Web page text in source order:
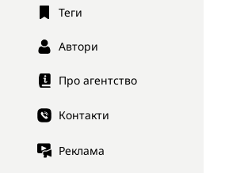
Теги
Автори
Про агентство
Контакти
Реклама